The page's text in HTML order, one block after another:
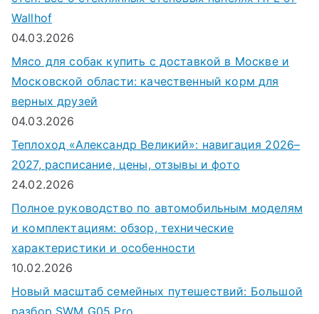
Wallhof
04.03.2026
Мясо для собак купить с доставкой в Москве и
Московской области: качественный корм для
верных друзей
04.03.2026
Теплоход «Александр Великий»: навигация 2026–
2027, расписание, цены, отзывы и фото
24.02.2026
Полное руководство по автомобильным моделям
и комплектациям: обзор, технические
характеристики и особенности
10.02.2026
Новый масштаб семейных путешествий: Большой